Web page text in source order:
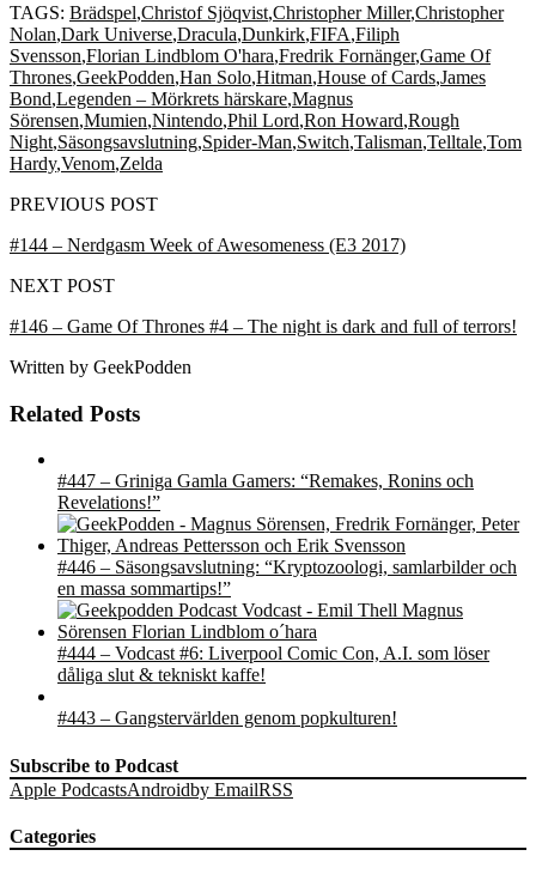
TAGS: Brädspel,Christof Sjöqvist,Christopher Miller,Christopher
Nolan,Dark Universe,Dracula,Dunkirk,FIFA,Filiph
Svensson,Florian Lindblom O'hara,Fredrik Fornänger,Game Of
Thrones,GeekPodden,Han Solo,Hitman,House of Cards,James
Bond,Legenden – Mörkrets härskare,Magnus
Sörensen,Mumien,Nintendo,Phil Lord,Ron Howard,Rough
Night,Säsongsavslutning,Spider-Man,Switch,Talisman,Telltale,Tom
Hardy,Venom,Zelda
PREVIOUS POST
#144 – Nerdgasm Week of Awesomeness (E3 2017)
NEXT POST
#146 – Game Of Thrones #4 – The night is dark and full of terrors!
Written by GeekPodden
Related Posts
#447 – Griniga Gamla Gamers: “Remakes, Ronins och
Revelations!”
#446 – Säsongsavslutning: “Kryptozoologi, samlarbilder och
en massa sommartips!”
#444 – Vodcast #6: Liverpool Comic Con, A.I. som löser
dåliga slut & tekniskt kaffe!
#443 – Gangstervärlden genom popkulturen!
Subscribe to Podcast
Apple PodcastsAndroidby EmailRSS
Categories